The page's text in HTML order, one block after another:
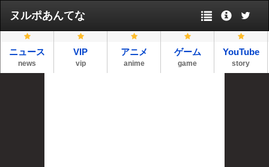
ヌルポあんてな
ニュース
news
VIP
vip
アニメ
anime
ゲーム
game
YouTube
story